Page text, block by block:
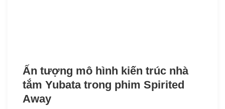
Ấn tượng mô hình kiến trúc nhà
tắm Yubata trong phim Spirited
Away